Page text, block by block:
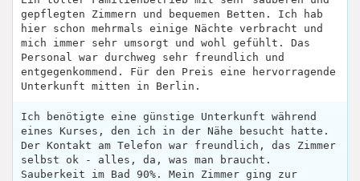
gepflegten Zimmern und bequemen Betten. Ich hab
hier schon mehrmals einige Nächte verbracht und
mich immer sehr umsorgt und wohl gefühlt. Das
Personal war durchweg sehr freundlich und
entgegenkommend. Für den Preis eine hervorragende
Unterkunft mitten in Berlin.
Ich benötigte eine günstige Unterkunft während
eines Kurses, den ich in der Nähe besucht hatte.
Der Kontakt am Telefon war freundlich, das Zimmer
selbst ok - alles, da, was man braucht.
Sauberkeit im Bad 90%. Mein Zimmer ging zur